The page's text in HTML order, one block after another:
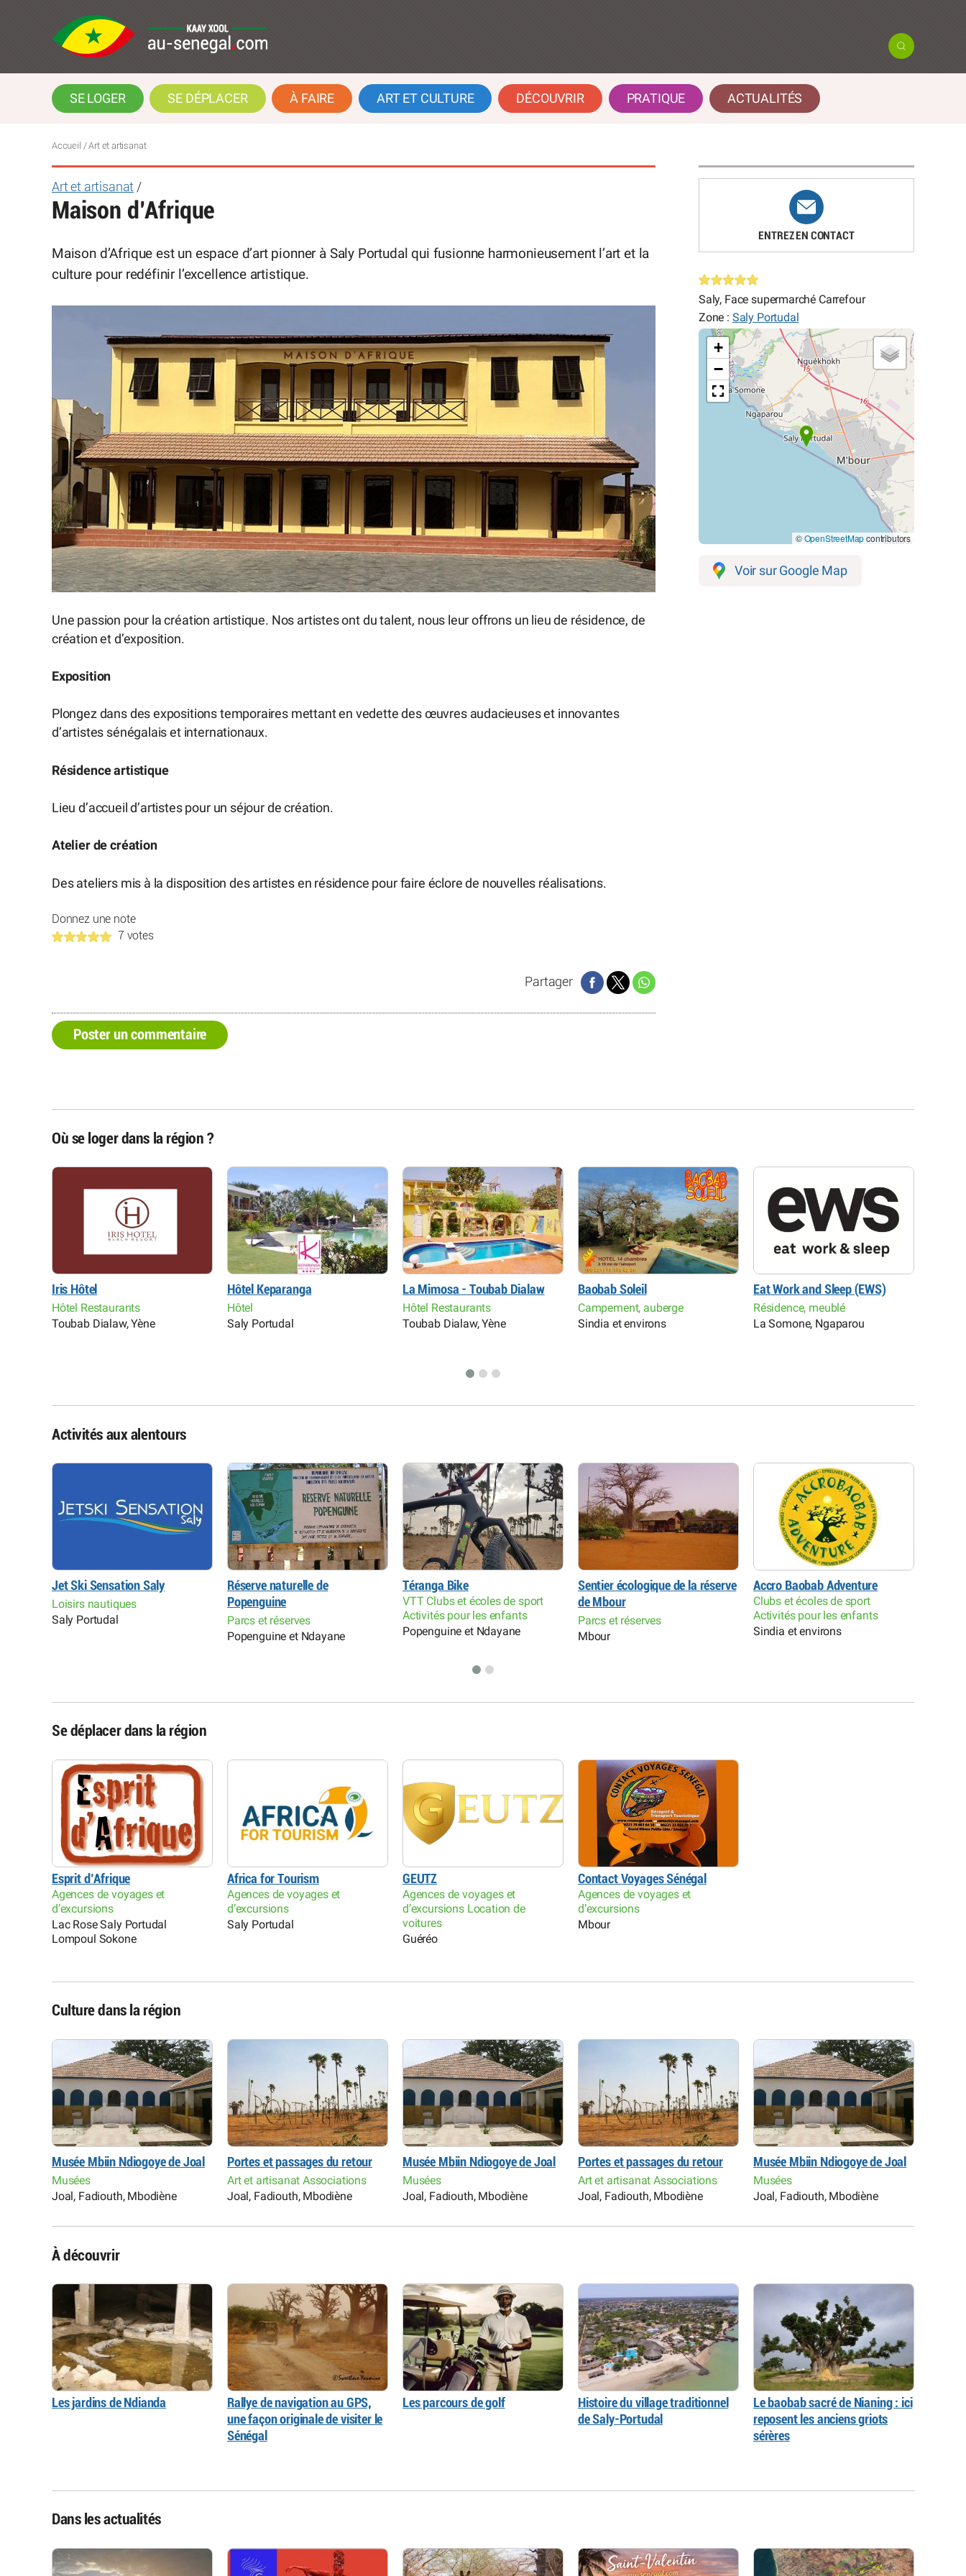
SE LOGER SE DÉPLACER À FAIRE ART ET CULTURE DÉCOUVRIR PRATIQUE ACTUALITÉS
Accueil / Art et artisanat
Art et artisanat /
Maison d’Afrique
Maison d’Afrique est un espace d’art pionner à Saly Portudal qui fusionne harmonieusement l’art et la
culture pour redéfinir l’excellence artistique.
Une passion pour la création artistique. Nos artistes ont du talent, nous leur offrons un lieu de résidence, de
création et d’exposition.
Exposition
Plongez dans des expositions temporaires mettant en vedette des œuvres audacieuses et innovantes
d’artistes sénégalais et internationaux.
Résidence artistique
Lieu d’accueil d’artistes pour un séjour de création.
Atelier de création
Des ateliers mis à la disposition des artistes en résidence pour faire éclore de nouvelles réalisations.
Donnez une note
7 votes
Partager
Poster un commentaire
ENTREZ EN CONTACT
Saly, Face supermarché Carrefour
Zone : Saly Portudal
+
−
©OpenStreetMapcontributors
Voir sur Google Map
Où se loger dans la région ?
Iris Hôtel
Hôtel Restaurants
Toubab Dialaw, Yène
Hôtel Keparanga
Hôtel
Saly Portudal
La Mimosa - Toubab Dialaw
Hôtel Restaurants
Toubab Dialaw, Yène
Baobab Soleil
Campement, auberge
Sindia et environs
Eat Work and Sleep (EWS)
Résidence, meublé
La Somone, Ngaparou
Activités aux alentours
Jet Ski Sensation Saly
Loisirs nautiques
Saly Portudal
Réserve naturelle de
Popenguine
Parcs et réserves
Popenguine et Ndayane
Téranga Bike
VTT Clubs et écoles de sport
Activités pour les enfants
Popenguine et Ndayane
Sentier écologique de la réserve
de Mbour
Parcs et réserves
Mbour
Accro Baobab Adventure
Clubs et écoles de sport
Activités pour les enfants
Sindia et environs
Se déplacer dans la région
Esprit d’Afrique
Agences de voyages et
d’excursions
Lac Rose Saly Portudal
Lompoul Sokone
Africa for Tourism
Agences de voyages et
d’excursions
Saly Portudal
GEUTZ
Agences de voyages et
d’excursions Location de
voitures
Guéréo
Contact Voyages Sénégal
Agences de voyages et
d’excursions
Mbour
Culture dans la région
Musée Mbiin Ndiogoye de Joal
Musées
Joal, Fadiouth, Mbodiène
Portes et passages du retour
Art et artisanat Associations
Joal, Fadiouth, Mbodiène
Musée Mbiin Ndiogoye de Joal
Musées
Joal, Fadiouth, Mbodiène
Portes et passages du retour
Art et artisanat Associations
Joal, Fadiouth, Mbodiène
Musée Mbiin Ndiogoye de Joal
Musées
Joal, Fadiouth, Mbodiène
À découvrir
Les jardins de Ndianda
Rallye de navigation au GPS,
une façon originale de visiter le
Sénégal
Les parcours de golf
Histoire du village traditionnel
de Saly-Portudal
Le baobab sacré de Nianing : ici
reposent les anciens griots
sérères
Dans les actualités